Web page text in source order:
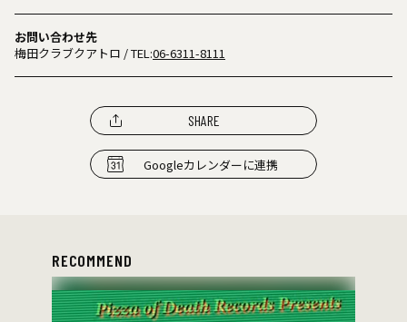
お問い合わせ先
梅田クラブクアトロ / TEL:06-6311-8111
SHARE
Googleカレンダーに連携
RECOMMEND